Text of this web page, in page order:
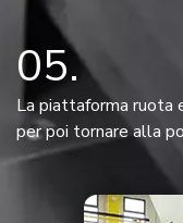
05
La piattaforma ruota
per poi tornare alla